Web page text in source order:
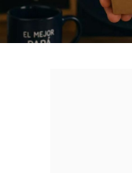
incluyóun
de